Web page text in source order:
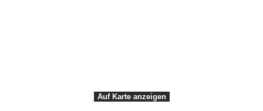
Auf Karte anzeigen
VisitDenmark ©2026